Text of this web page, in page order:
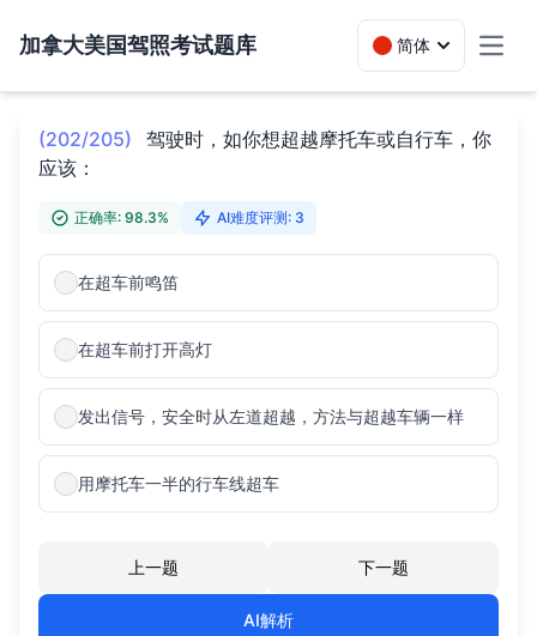
加拿大美国驾照考试题库 简体
(202/205)
驾驶时，如你想超越摩托车或自行车，你
应该：
正确率: 98.3% AI难度评测: 3
在超车前鸣笛
在超车前打开高灯
发出信号，安全时从左道超越，方法与超越车辆一样
用摩托车一半的行车线超车
上一题 下一题
AI解析